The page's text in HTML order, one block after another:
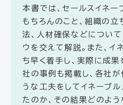
本書では、セールスイネー
もちろんのこと、組織の
法、人材確保などについ
ウを交えて解説。また、イ
ち早く着手し、実際に成
社の事例も掲載し、各社が
うな工夫をしてイネーブル
たのか、その結果どのよ